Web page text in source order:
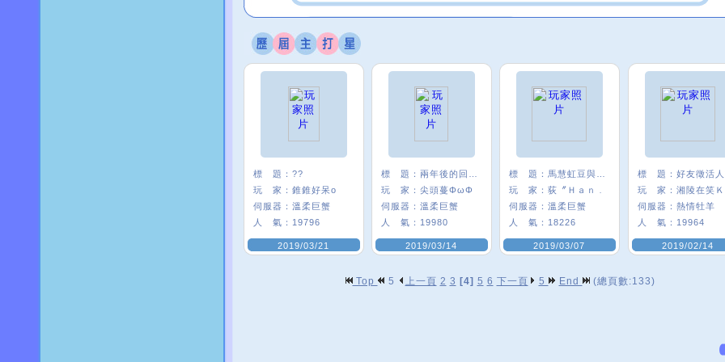
標 題： ??
玩 家： 錐錐好呆o
伺服器： 溫柔巨蟹
人 氣： 19796
2019/03/21
標 題：
玩 家： 尖頭蔓ΦωΦ
伺服器： 溫柔巨蟹
人 氣： 19980
2019/03/14
標 題：
玩 家： 荻〞Ｈａｎ﹒
伺服器： 溫柔巨蟹
人 氣： 18226
2019/03/07
標 題： 好友徵活
玩 家：
伺服器： 熱情牡羊
人 氣： 19964
2019/02/14
Top 5 上一頁 2 3 [4] 5 6 下一頁 5 End (總頁數:133)